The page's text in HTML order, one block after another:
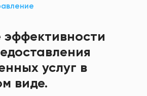
услуг в
виде.